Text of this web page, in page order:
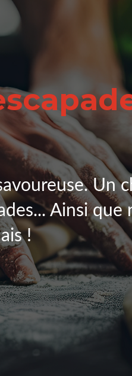
Un
Ainsi que
!